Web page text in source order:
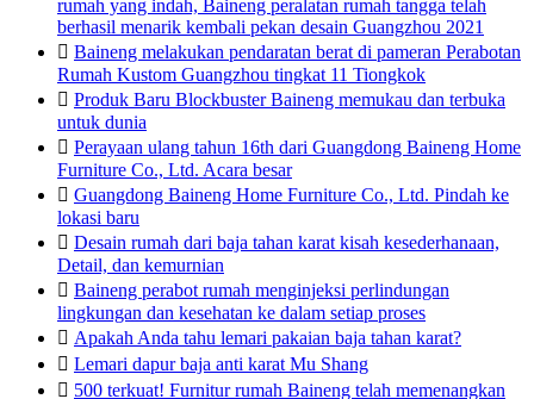
rumah yang indah, Baineng peralatan rumah tangga telah
berhasil menarik kembali pekan desain Guangzhou 2021
 Baineng melakukan pendaratan berat di pameran Perabotan
Rumah Kustom Guangzhou tingkat 11 Tiongkok
 Produk Baru Blockbuster Baineng memukau dan terbuka
untuk dunia
 Perayaan ulang tahun 16th dari Guangdong Baineng Home
Furniture Co., Ltd. Acara besar
 Guangdong Baineng Home Furniture Co., Ltd. Pindah ke
lokasi baru
 Desain rumah dari baja tahan karat kisah kesederhanaan,
Detail, dan kemurnian
 Baineng perabot rumah menginjeksi perlindungan
lingkungan dan kesehatan ke dalam setiap proses
 Apakah Anda tahu lemari pakaian baja tahan karat?
 Lemari dapur baja anti karat Mu Shang
 500 terkuat! Furnitur rumah Baineng telah memenangkan